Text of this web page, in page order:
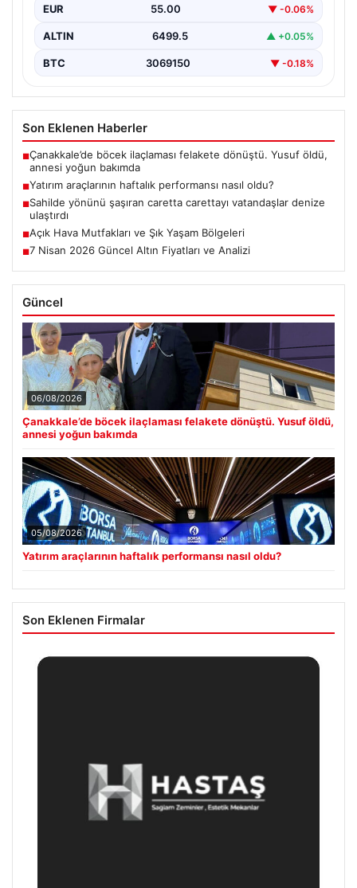
EUR 55.00 ▼ -0.06%
ALTIN 6499.5 ▲ +0.05%
BTC 3069150 ▼ -0.18%
Son Eklenen Haberler
■Çanakkale’de böcek ilaçlaması felakete dönüştü. Yusuf öldü,
annesi yoğun bakımda
■Yatırım araçlarının haftalık performansı nasıl oldu?
■Sahilde yönünü şaşıran caretta carettayı vatandaşlar denize
ulaştırdı
■Açık Hava Mutfakları ve Şık Yaşam Bölgeleri
■7 Nisan 2026 Güncel Altın Fiyatları ve Analizi
Güncel
06/08/2026
Çanakkale’de böcek ilaçlaması felakete dönüştü. Yusuf öldü,
annesi yoğun bakımda
05/08/2026
Yatırım araçlarının haftalık performansı nasıl oldu?
Son Eklenen Firmalar